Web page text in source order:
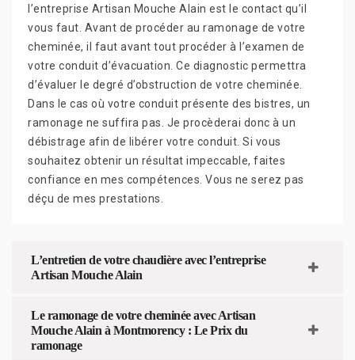
l’entreprise Artisan Mouche Alain est le contact qu’il
vous faut. Avant de procéder au ramonage de votre
cheminée, il faut avant tout procéder à l’examen de
votre conduit d’évacuation. Ce diagnostic permettra
d’évaluer le degré d’obstruction de votre cheminée.
Dans le cas où votre conduit présente des bistres, un
ramonage ne suffira pas. Je procèderai donc à un
débistrage afin de libérer votre conduit. Si vous
souhaitez obtenir un résultat impeccable, faites
confiance en mes compétences. Vous ne serez pas
déçu de mes prestations.
L’entretien de votre chaudière avec l’entreprise
Artisan Mouche Alain
Le ramonage de votre cheminée avec Artisan
Mouche Alain à Montmorency : Le Prix du
ramonage